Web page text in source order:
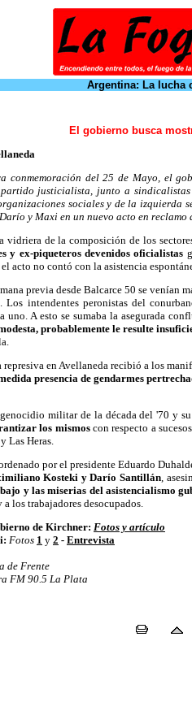
Argentina: La lucha
El gobierno busca
conmemoración del 25 de Mayo, el
justicialista, junto a
sociales y de la izquierda
y Maxi en un nuevo acto en
vidriera de la composición de los
y ex-piqueteros devenidos oficialistas
acto no contó con la asistencia
previa desde Balcarce 50 se venían
Los intendentes peronistas del
uno. A esto se sumaba la asegurada
probablemente le resulte
en Avellaneda recibió a los
presencia de gendarmes
militar de la década del '70 y
los mismoscon respecto a
Las Heras.
por el presidente Eduardo
Kosteki y Darío Santillán,
y las miserias del asistencialismo
los trabajadores desocupados.
de Kirchner: Fotos y artículo
Fotos 1 y 2 - Entrevista
de Frente
FM 90.5 La Plata